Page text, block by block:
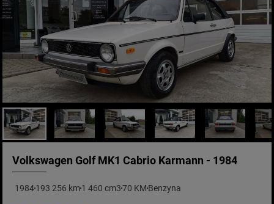
Volkswagen Golf MK1 Cabrio Karmann - 1984
1984193 256 km1 460 cm370 KM Benzyna